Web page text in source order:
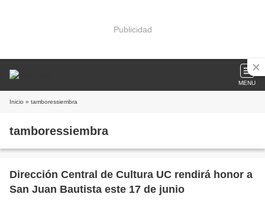
Publicidad
MENU
Inicio » tamboressiembra
tamboressiembra
Dirección Central de Cultura UC rendirá honor a
San Juan Bautista este 17 de junio